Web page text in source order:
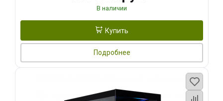
В наличии
Купить
Подробнее